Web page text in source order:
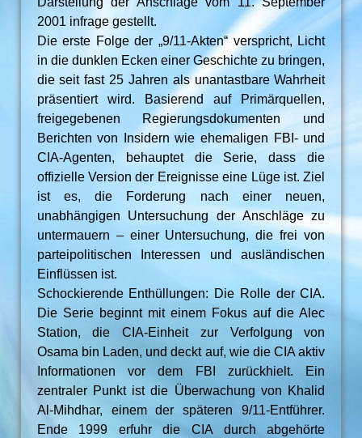
2001 infrage gestellt.
Die erste Folge der „9/11-Akten“ verspricht, Licht
in die dunklen Ecken einer Geschichte zu bringen,
die seit fast 25 Jahren als unantastbare Wahrheit
präsentiert wird. Basierend auf Primärquellen,
freigegebenen Regierungsdokumenten und
Berichten von Insidern wie ehemaligen FBI- und
CIA-Agenten, behauptet die Serie, dass die
offizielle Version der Ereignisse eine Lüge ist. Ziel
ist es, die Forderung nach einer neuen,
unabhängigen Untersuchung der Anschläge zu
untermauern – einer Untersuchung, die frei von
parteipolitischen Interessen und ausländischen
Einflüssen ist.
Schockierende Enthüllungen: Die Rolle der CIA.
Die Serie beginnt mit einem Fokus auf die Alec
Station, die CIA-Einheit zur Verfolgung von
Osama bin Laden, und deckt auf, wie die CIA aktiv
Informationen vor dem FBI zurückhielt. Ein
zentraler Punkt ist die Überwachung von Khalid
Al-Mihdhar, einem der späteren 9/11-Entführer.
Ende 1999 erfuhr die CIA durch abgehörte